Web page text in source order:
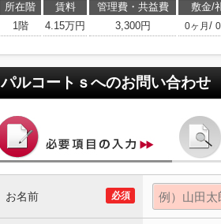
所在階 賃料 管理費・共益費 敷金/
1階
4.15万円 3,300円 0ヶ月 /
パルコートｓへのお問い合わせ
必須
お名前